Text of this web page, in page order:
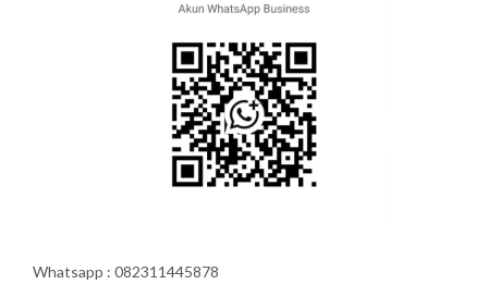
Whatsapp : 082311445878